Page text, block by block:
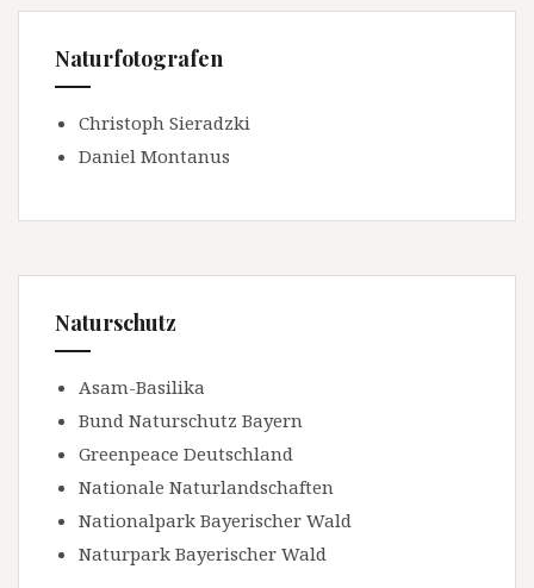
Naturfotografen
Christoph Sieradzki
Daniel Montanus
Naturschutz
Asam-Basilika
Bund Naturschutz Bayern
Greenpeace Deutschland
Nationale Naturlandschaften
Nationalpark Bayerischer Wald
Naturpark Bayerischer Wald